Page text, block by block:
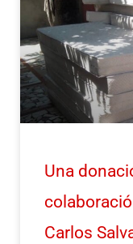
Una
Carlos